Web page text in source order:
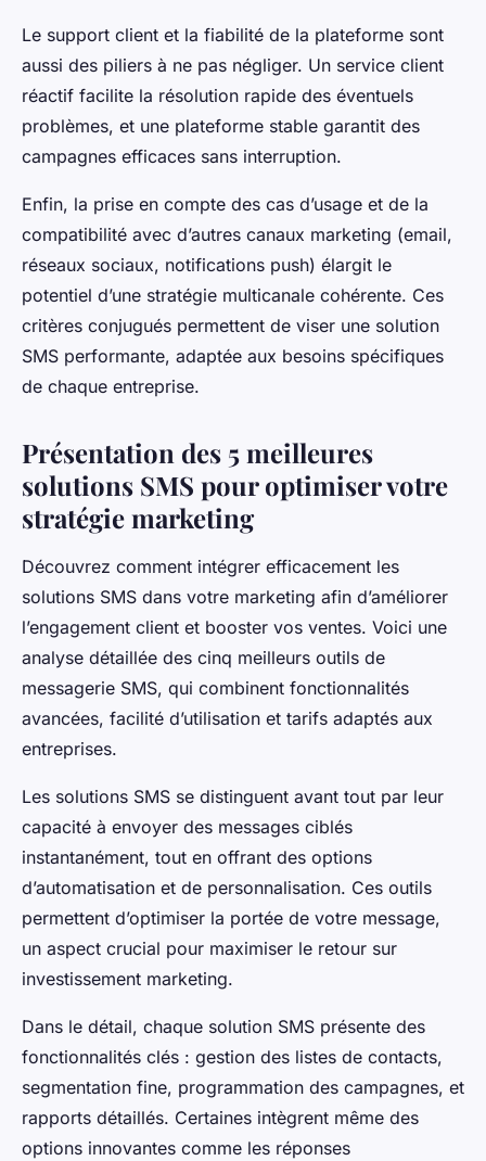
Le support client et la fiabilité de la plateforme sont
aussi des piliers à ne pas négliger. Un service client
réactif facilite la résolution rapide des éventuels
problèmes, et une plateforme stable garantit des
campagnes efficaces sans interruption.
Enfin, la prise en compte des cas d’usage et de la
compatibilité avec d’autres canaux marketing (email,
réseaux sociaux, notifications push) élargit le
potentiel d’une stratégie multicanale cohérente. Ces
critères conjugués permettent de viser une solution
SMS performante, adaptée aux besoins spécifiques
de chaque entreprise.
Présentation des 5 meilleures
solutions SMS pour optimiser votre
stratégie marketing
Découvrez comment intégrer efficacement les
solutions SMS dans votre marketing afin d’améliorer
l’engagement client et booster vos ventes. Voici une
analyse détaillée des cinq meilleurs outils de
messagerie SMS, qui combinent fonctionnalités
avancées, facilité d’utilisation et tarifs adaptés aux
entreprises.
Les solutions SMS se distinguent avant tout par leur
capacité à envoyer des messages ciblés
instantanément, tout en offrant des options
d’automatisation et de personnalisation. Ces outils
permettent d’optimiser la portée de votre message,
un aspect crucial pour maximiser le retour sur
investissement marketing.
Dans le détail, chaque solution SMS présente des
fonctionnalités clés : gestion des listes de contacts,
segmentation fine, programmation des campagnes, et
rapports détaillés. Certaines intègrent même des
options innovantes comme les réponses